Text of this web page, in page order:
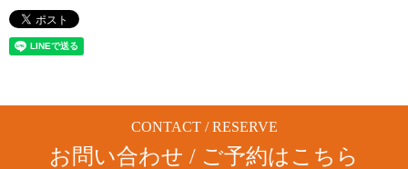
CONTACT / RESERVE
お問い合わせ / ご予約はこちら